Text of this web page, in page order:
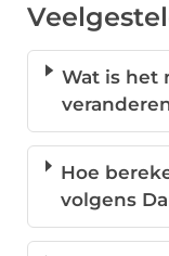
Wat is het
Hoe
volgens